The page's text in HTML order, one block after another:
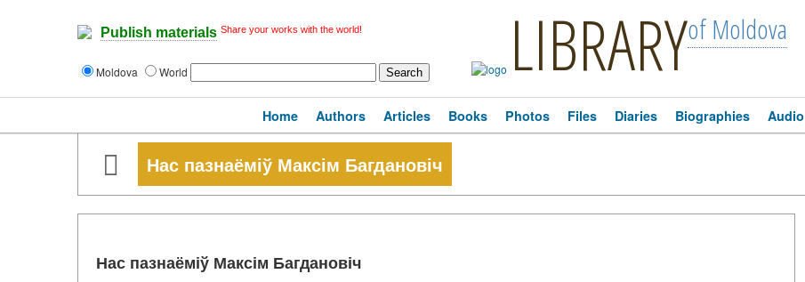
Publish materials Share your works with the world!
Moldova World LIBRARYof Moldova
Home Authors Articles Books Photos Files Diaries Biographies Audio
Нас пазнаёміў Максім Багдановіч
Нас пазнаёміў Максім Багдановіч